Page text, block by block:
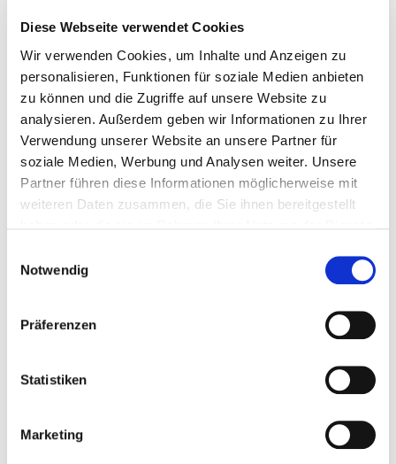
Diese Webseite verwendet Cookies
Wir verwenden Cookies, um Inhalte und Anzeigen zu
personalisieren, Funktionen für soziale Medien anbieten
zu können und die Zugriffe auf unsere Website zu
analysieren. Außerdem geben wir Informationen zu Ihrer
Verwendung unserer Website an unsere Partner für
soziale Medien, Werbung und Analysen weiter. Unsere
Partner führen diese Informationen möglicherweise mit
weiteren Daten zusammen, die Sie ihnen bereitgestellt
Notwendig
Präferenzen
Statistiken
Marketing
Handwerkzeug-Diverses
€ 7,95
Gewicht: 0.68 kg
Inkl. MwSt. zzgl.Versandkosten
Auf Lager